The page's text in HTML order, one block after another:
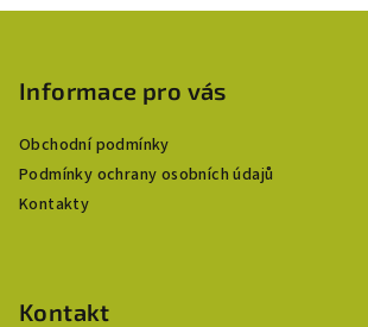
Informace pro vás
Obchodní podmínky
Podmínky ochrany osobních údajů
Kontakty
Kontakt